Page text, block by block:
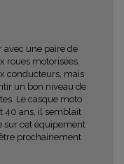
avec une paire de
roues motorisées.
conducteurs, mais
un bon niveau de
Le casque moto
40 ans, il semblait
sur cet équipement
prochainement